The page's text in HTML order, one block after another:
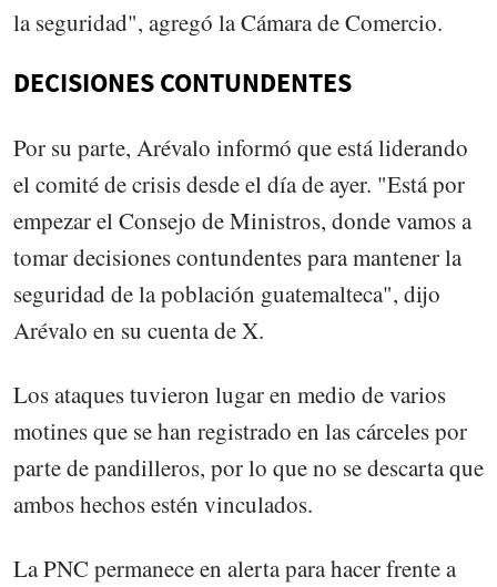
la seguridad", agregó la Cámara de Comercio.
DECISIONES CONTUNDENTES
Por su parte, Arévalo informó que está liderando
el comité de crisis desde el día de ayer. "Está por
empezar el Consejo de Ministros, donde vamos a
tomar decisiones contundentes para mantener la
seguridad de la población guatemalteca", dijo
Arévalo en su cuenta de X.
Los ataques tuvieron lugar en medio de varios
motines que se han registrado en las cárceles por
parte de pandilleros, por lo que no se descarta que
ambos hechos estén vinculados.
La PNC permanece en alerta para hacer frente a